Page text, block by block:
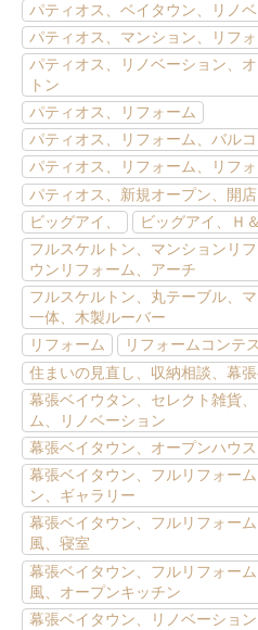
パティオス、ベイタウン、リノ
パティオス、マンション、リフ
パティオス、リノベーション、
トン
パティオス、リフォーム
パティオス、リフォーム、バル
パティオス、リフォーム、リフォ
パティオス、新規オープン、開
ビッグアイ、
ビッグアイ、Ｈ
フルスケルトン、マンションリ
ウンリフォーム、アーチ
フルスケルトン、丸テーブル、
一体、木製ルーバー
リフォーム
リフォームコンテ
住まいの見直し、収納相談、幕
幕張ベイウタン、セレクト雑貨
ム、リノベーション
幕張ベイタウン、オープンハウ
幕張ベイタウン、フルリフォー
ン、ギャラリー
幕張ベイタウン、フルリフォー
風、寝室
幕張ベイタウン、フルリフォー
風、オープンキッチン
幕張ベイタウン、リノベーショ